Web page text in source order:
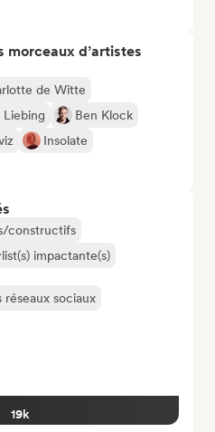
d’artistes
de Witte
Liebing
Ben Klock
Insolate
constructifs
impactante(s)
sociaux
19k